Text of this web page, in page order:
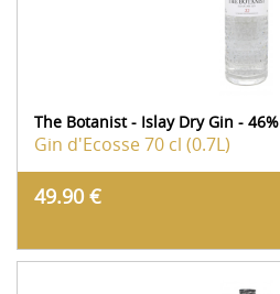
The Botanist - Islay Dry Gin - 46%
Gin d'Ecosse70 cl (0.7L)
49.90 €